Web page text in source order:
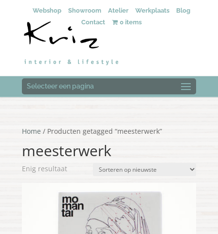
Webshop Showroom Atelier Werkplaats
Blog
Contact
0 items
Selecteer een pagina
Home / Producten getagged “meesterwerk”
meesterwerk
Enig resultaat